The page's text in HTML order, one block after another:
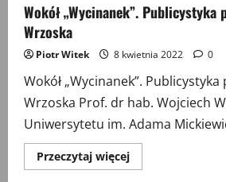
Wokół „Wycinanek”. Publicystyka
Wrzoska
Piotr Witek 8 kwietnia 2022 0
Wokół „Wycinanek”.
Wrzoska Prof. dr hab. Wojciech
Uniwersytetu im. Adama
Przeczytaj więcejPrzeczytaj
więcej